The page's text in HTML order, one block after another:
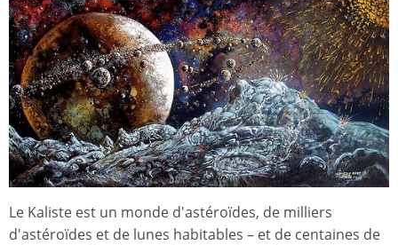
Le Kaliste est un monde d'astéroïdes, de milliers
d'astéroïdes et de lunes habitables – et de centaines de